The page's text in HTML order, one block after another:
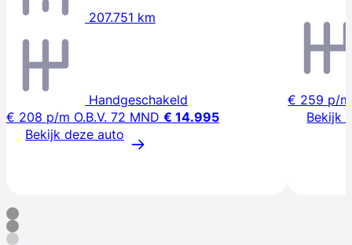
207.751 km
Handgeschakeld
€ 208 p/m O.B.V. 72 MND € 14.995
Bekijk deze auto
€ 259 p/m
Bekijk